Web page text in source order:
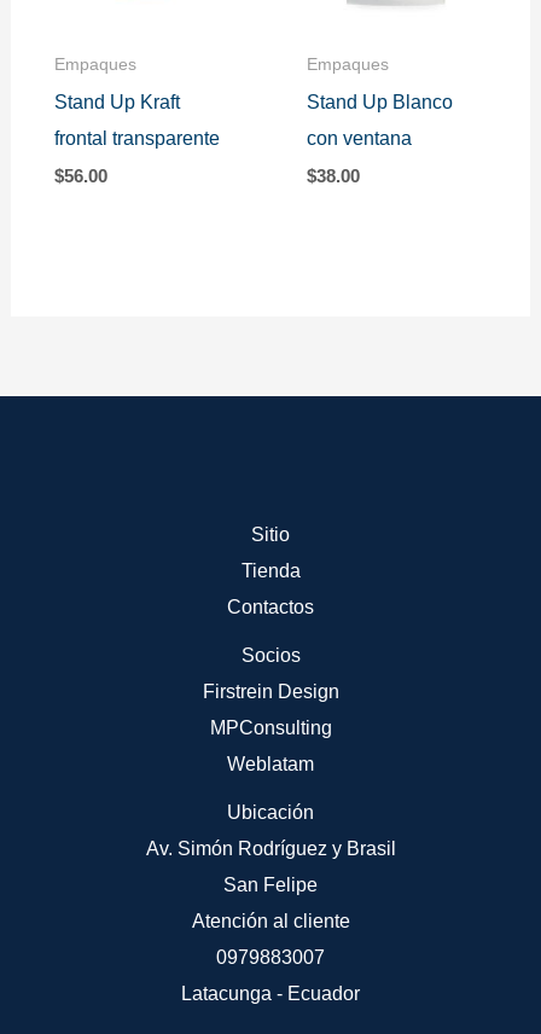
Empaques
Stand Up Kraft
frontal transparente
$56.00
Empaques
Stand Up Blanco
con ventana
$38.00
Sitio
Tienda
Contactos
Socios
Firstrein Design
MPConsulting
Weblatam
Ubicación
Av. Simón Rodríguez y Brasil
San Felipe
Atención al cliente
0979883007
Latacunga - Ecuador